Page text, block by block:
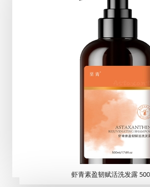
虾青素盈韧赋活洗发露